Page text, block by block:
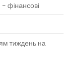
фінансові
тиждень на